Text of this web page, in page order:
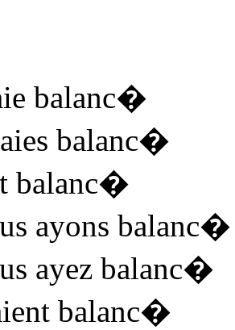
balanc�
aies balanc�
balanc�
ayons balanc�
ayez balanc�
balanc�